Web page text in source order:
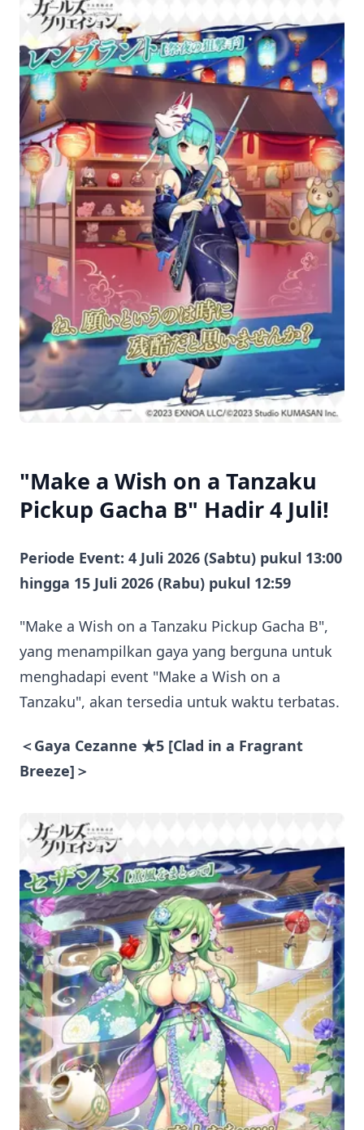
"Make a Wish on a Tanzaku
Pickup Gacha B" Hadir 4 Juli!
Periode Event: 4 Juli 2026 (Sabtu) pukul 13:00
hingga 15 Juli 2026 (Rabu) pukul 12:59
"Make a Wish on a Tanzaku Pickup Gacha B",
yang menampilkan gaya yang berguna untuk
menghadapi event "Make a Wish on a
Tanzaku", akan tersedia untuk waktu terbatas.
＜Gaya Cezanne ★5 [Clad in a Fragrant
Breeze]＞